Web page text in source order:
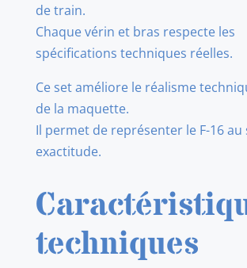
de train.
Chaque vérin et bras respecte les
spécifications techniques réelles.
Ce set améliore le réalisme
de la maquette.
Il permet de représenter le F-16 au
exactitude.
techniques